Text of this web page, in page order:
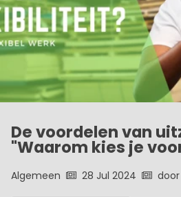
De voordelen van
"Waarom kies je
Algemeen 28 Jul 2024 door